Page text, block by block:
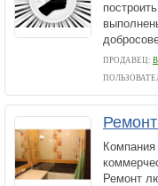
ПРОДАВЕЦ:
Ремонт